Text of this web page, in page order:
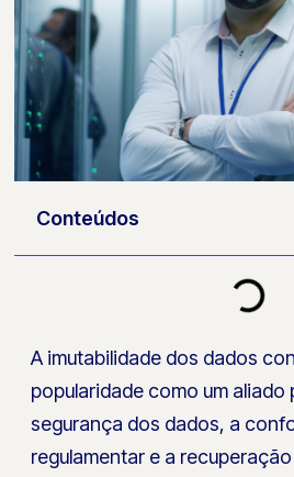
Conteúdos
A imutabilidade dos dados
popularidade como um aliado
segurança dos dados, a
regulamentar e a